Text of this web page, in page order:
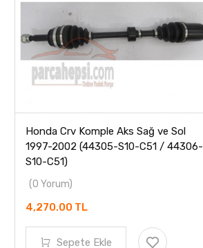
Honda Crv Komple Aks Sağ ve Sol
1997-2002 (44305-S10-C51 / 44306-
S10-C51)
(0 Yorum)
4,270.00 TL
Sepete Ekle